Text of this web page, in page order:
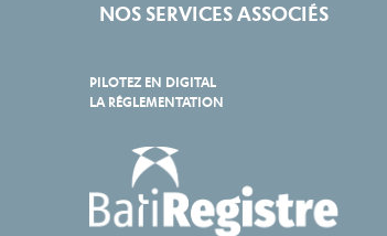
NOS SERVICES ASSOCIÉS
PILOTEZ EN DIGITAL
LA RÉGLEMENTATION